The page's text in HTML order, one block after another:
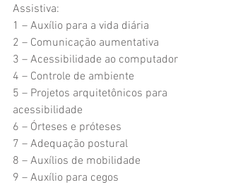
Assistiva:
1 – Auxílio para a vida diária
2 – Comunicação aumentativa
3 – Acessibilidade ao computador
4 – Controle de ambiente
5 – Projetos arquitetônicos para
acessibilidade
6 – Órteses e próteses
7 – Adequação postural
8 – Auxílios de mobilidade
9 – Auxílio para cegos